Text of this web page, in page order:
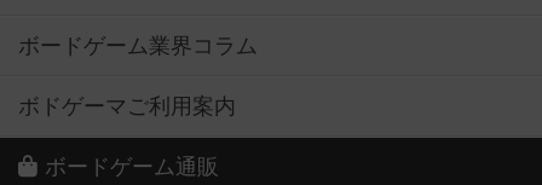
ボードゲーム業界コラム
ボドゲーマご利用案内
ボードゲーム通販